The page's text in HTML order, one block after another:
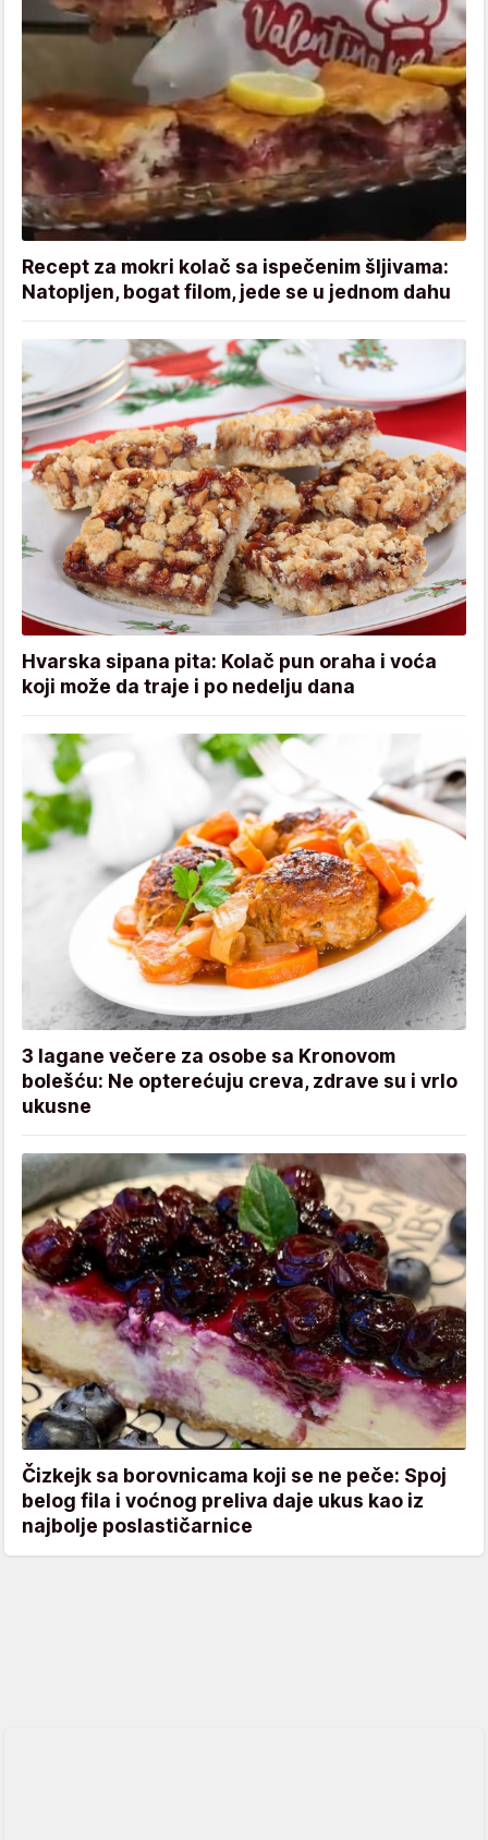
Recept za mokri kolač sa ispečenim šljivama:
Natopljen, bogat filom, jede se u jednom dahu
Hvarska sipana pita: Kolač pun oraha i voća
koji može da traje i po nedelju dana
3 lagane večere za osobe sa Kronovom
bolešću: Ne opterećuju creva, zdrave su i vrlo
ukusne
Čizkejk sa borovnicama koji se ne peče: Spoj
belog fila i voćnog preliva daje ukus kao iz
najbolje poslastičarnice